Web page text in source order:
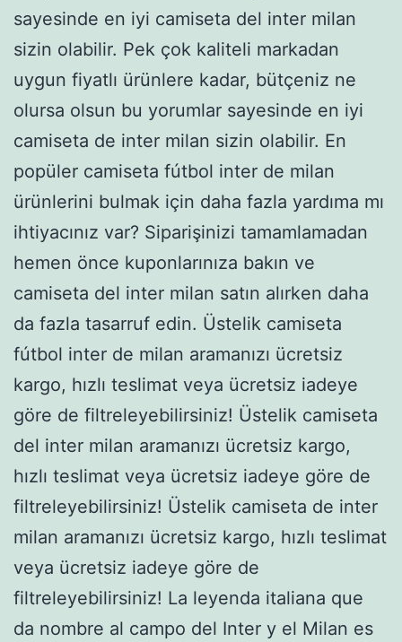
sayesinde en iyi camiseta del inter milan
sizin olabilir. Pek çok kaliteli markadan
uygun fiyatlı ürünlere kadar, bütçeniz ne
olursa olsun bu yorumlar sayesinde en iyi
camiseta de inter milan sizin olabilir. En
popüler camiseta fútbol inter de milan
ürünlerini bulmak için daha fazla yardıma mı
ihtiyacınız var? Siparişinizi tamamlamadan
hemen önce kuponlarınıza bakın ve
camiseta del inter milan satın alırken daha
da fazla tasarruf edin. Üstelik camiseta
fútbol inter de milan aramanızı ücretsiz
kargo, hızlı teslimat veya ücretsiz iadeye
göre de filtreleyebilirsiniz! Üstelik camiseta
del inter milan aramanızı ücretsiz kargo,
hızlı teslimat veya ücretsiz iadeye göre de
filtreleyebilirsiniz! Üstelik camiseta de inter
milan aramanızı ücretsiz kargo, hızlı teslimat
veya ücretsiz iadeye göre de
filtreleyebilirsiniz! La leyenda italiana que
da nombre al campo del Inter y el Milan es